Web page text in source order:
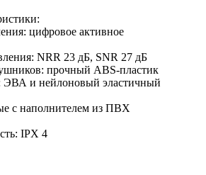
цифровое активное
NRR 23 дБ, SNR 27 дБ
прочный ABS-пластик
ЭВА и нейлоновый эластичный
с наполнителем из ПВХ
IPX 4